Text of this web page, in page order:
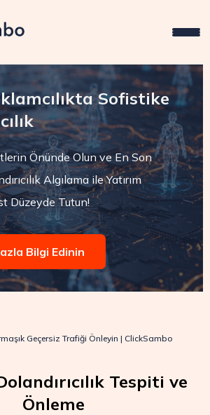
Sofistike
Önünde Olun ve En Son
Algılama ile Yatırım
Düzeyde Tutun!
Bilgi Edinin
Geçersiz Trafiği Önleyin | ClickSambo
Tespiti ve
Önleme